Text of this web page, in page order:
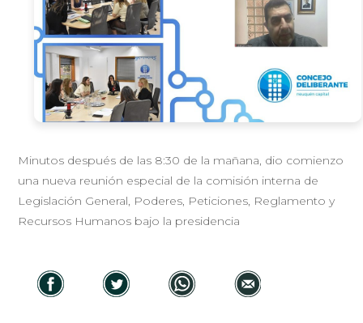
Minutos después de las 8:30 de la mañana, dio comienzo
una nueva reunión especial de la comisión interna de
Legislación General, Poderes, Peticiones, Reglamento y
Recursos Humanos bajo la presidencia